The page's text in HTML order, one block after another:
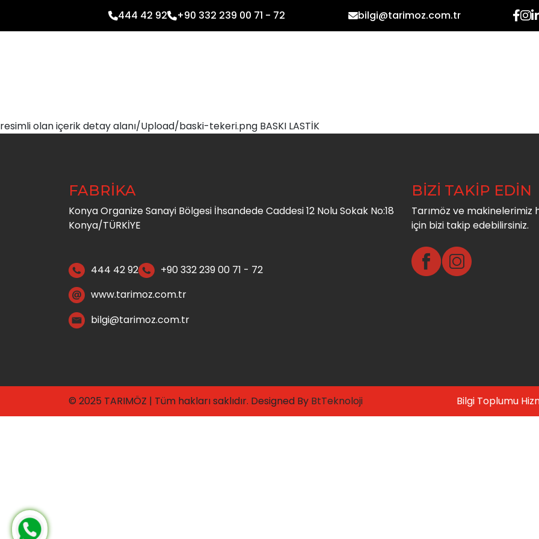
444 42 92 +90 332 239 00 71 - 72 bilgi@tarimoz.com.tr
resimli olan içerik detay alanı/Upload/baski-tekeri.png BASKI LASTİK
FABRİKA
Konya Organize Sanayi Bölgesi İhsandede Caddesi 12 Nolu Sokak No:18
Konya/TÜRKİYE
444 42 92
+90 332 239 00 71 - 72
www.tarimoz.com.tr
bilgi@tarimoz.com.tr
BİZİ TAKİP EDİN
Tarımöz ve
için bizi takip edebilirsiniz.
© 2025 TARIMÖZ | Tüm hakları saklıdır. Designed By BtTeknoloji Bilgi Toplumu